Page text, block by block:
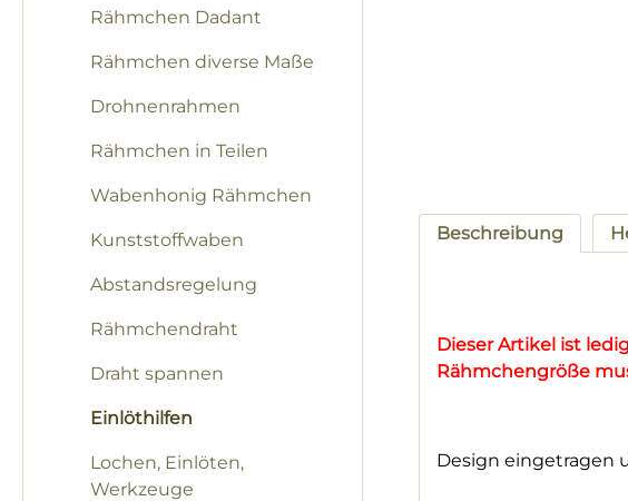
Rähmchen Dadant
Rähmchen diverse Maße
Drohnenrahmen
Rähmchen in Teilen
Wabenhonig Rähmchen
Kunststoffwaben
Abstandsregelung
Rähmchendraht
Draht spannen
Einlöthilfen
Lochen, Einlöten,
Werkzeuge
Beschreibung
Dieser Artikel ist
Rähmchengröße
Design eingetragen